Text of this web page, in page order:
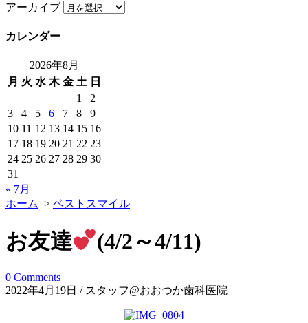
アーカイブ
カレンダー
2026年8月
月 火 水 木 金 土 日
1
2
3
4 5 6 7 8
9
10 11 12 13 14 15 16
17 18 19 20 21 22 23
24 25 26 27 28 29 30
31
« 7月
ホーム > ベストスマイル
お友達 (4/2～4/11)
0 Comments
2022年4月19日 / スタッフ@おおつか歯科医院